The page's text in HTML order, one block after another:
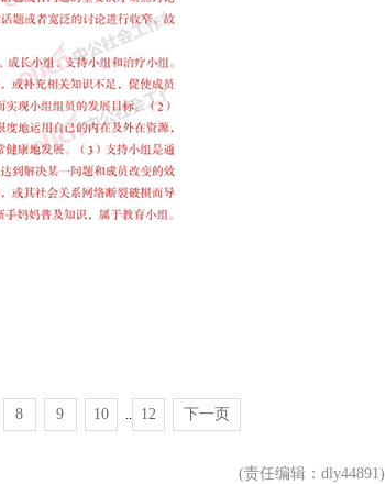
8 9 10 .. 12 下一页
(责任编辑：dly44891)